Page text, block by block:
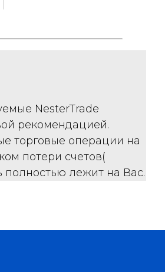
NesterTrade
рекомендацией.
торговые операции на
потери счетов(
полностью лежит на Вас.